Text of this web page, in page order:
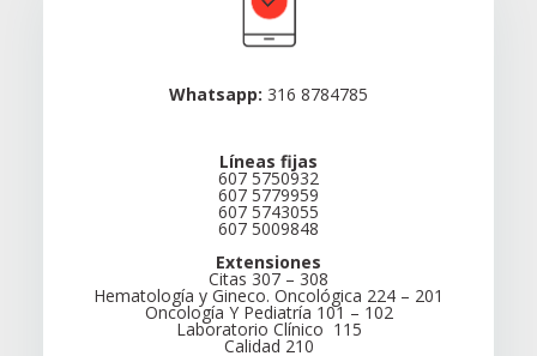
Whatsapp: 316 8784785
Líneas fijas
607 5750932
607 5779959
607 5743055
607 5009848
Extensiones
Citas 307 – 308
Hematología y Gineco. Oncológica 224 – 201
Oncología Y Pediatría 101 – 102
Laboratorio Clínico 115
Calidad 210